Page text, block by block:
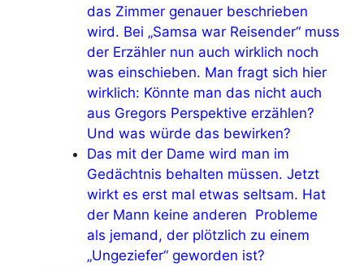
das Zimmer genauer beschrieben
wird. Bei „Samsa war Reisender“ muss
der Erzähler nun auch wirklich noch
was einschieben. Man fragt sich hier
wirklich: Könnte man das nicht auch
aus Gregors Perspektive erzählen?
Und was würde das bewirken?
Das mit der Dame wird man im
Gedächtnis behalten müssen. Jetzt
wirkt es erst mal etwas seltsam. Hat
der Mann keine anderen Probleme
als jemand, der plötzlich zu einem
„Ungeziefer“ geworden ist?